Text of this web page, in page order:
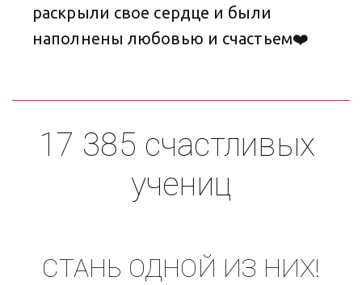
раскрыли свое сердце и были
наполнены любовью и счастьем❤️
17 385 счастливых
учениц
СТАНЬ ОДНОЙ ИЗ НИХ!